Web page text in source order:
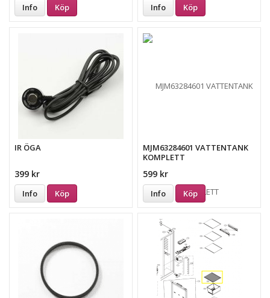
Info Köp Info Köp
IR ÖGA
399 kr
Info Köp
MJM63284601 VATTENTANK
KOMPLETT
599 kr
Info Köp